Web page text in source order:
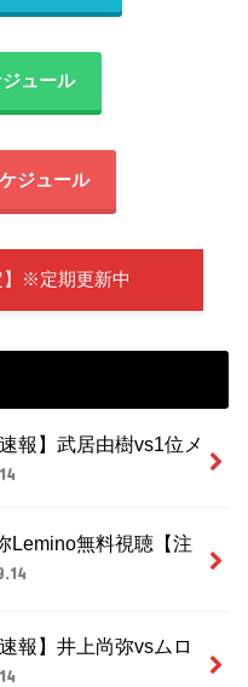
ジュール
ジュール
】※定期更新中
報】武居由樹vs1位メ
Lemino無料視聴【注
報】井上尚弥vsムロ